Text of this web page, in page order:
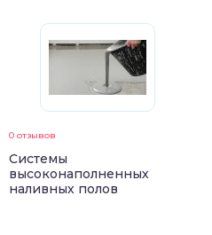
0 отзывов
Системы
высоконаполненных
наливных полов